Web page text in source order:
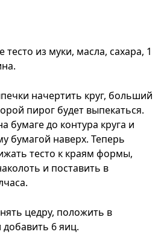
тесто из муки, масла, сахара, 1
начертить круг, больший
пирог будет выпекаться.
бумаге до контура круга и
бумагой наверх. Теперь
тесто к краям формы,
и поставить в
цедру, положить в
добавить 6 яиц.